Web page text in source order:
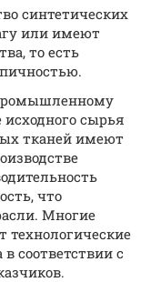
синтетических
или имеют
то есть
сырья
тканей имеют
что
Многие
технологические
соответствии с